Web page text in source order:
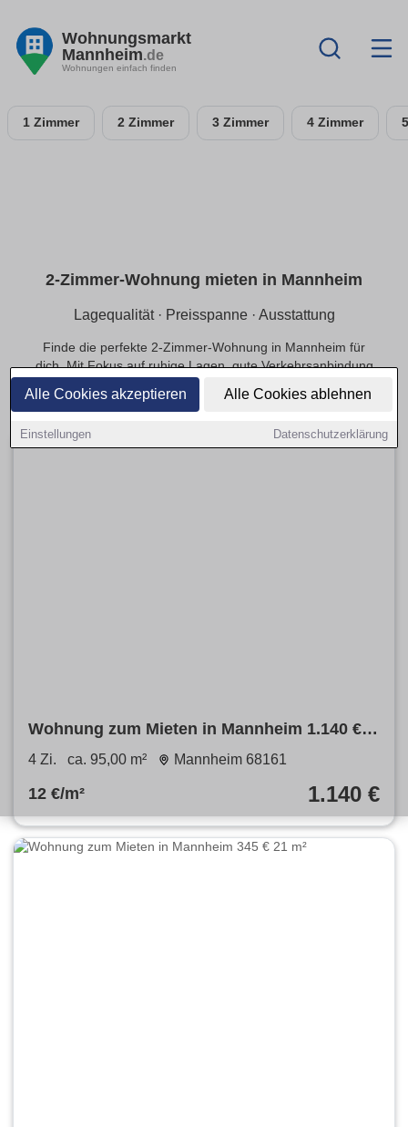
Alle Cookies akzeptieren Alle Cookies ablehnen
Einstellungen Datenschutzerklärung
Wohnungsmarkt
Mannheim.de
Wohnungen einfach finden
1 Zimmer 2 Zimmer 3 Zimmer 4 Zimmer
2-Zimmer-Wohnung mieten in Mannheim
Lagequalität · Preisspanne · Ausstattung
Finde die perfekte 2-Zimmer-Wohnung in Mannheim für
dich. Mit Fokus auf ruhige Lagen, gute Verkehrsanbindung
und einer passenden Preisspanne.
Wohnung zum Mieten in Mannheim 1.140 €
95 m²
4 Zi. ca. 95,00 m² Mannheim 68161
12 €/m² 1.140 €